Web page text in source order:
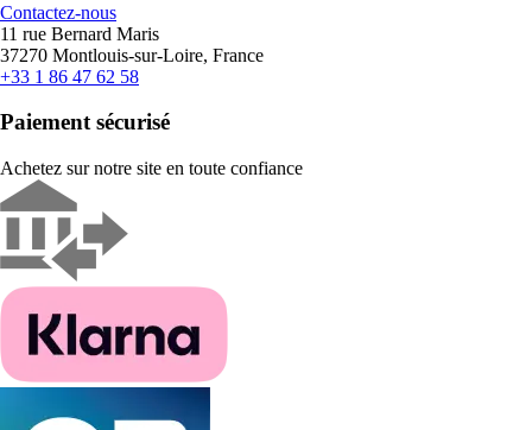
Contactez-nous
11 rue Bernard Maris
37270 Montlouis-sur-Loire, France
+33 1 86 47 62 58
Paiement sécurisé
Achetez sur notre site en toute confiance